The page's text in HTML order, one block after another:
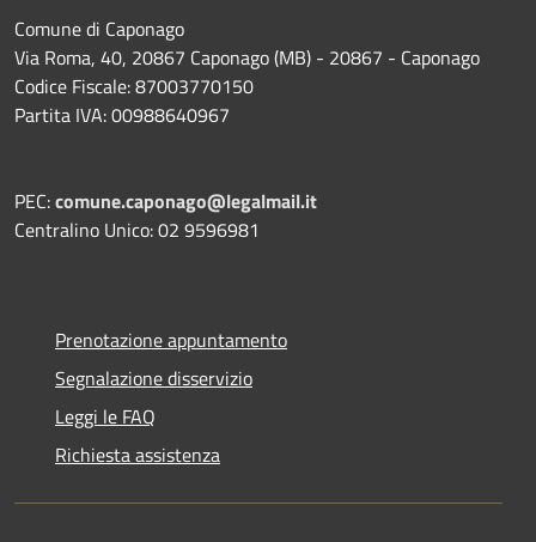
Comune di Caponago
Via Roma, 40, 20867 Caponago (MB) - 20867 - Caponago
Codice Fiscale: 87003770150
Partita IVA: 00988640967
PEC:comune.caponago@legalmail.it
Centralino Unico: 02 9596981
Prenotazione appuntamento
Segnalazione disservizio
Leggi le FAQ
Richiesta assistenza